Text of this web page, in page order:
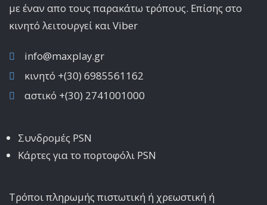
με έναν απο τους παρακάτω τρόπους. Επίσης στο
κινητό λειτoυργεί και Viber
info@maxplay.gr
κινητό +(30) 6985561162
αστικό +(30) 2741001000
Συνδρομές PSN
Κάρτες για το πορτοφόλι PSN
Τρόποι πληρωμής πιστωτική ή χρεωστική ή